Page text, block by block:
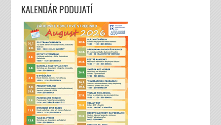
KALENDÁR PODUJATÍ